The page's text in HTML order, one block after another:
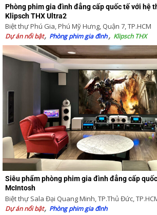
Phòng phim gia đình đẳng cấp quốc tế với hệ
Klipsch THX Ultra2
Biệt thự Phú Gia, Phú Mỹ Hưng, Quận 7, TP.HCM
Dự án nổi bật Phòng phim gia đình Klipsch THX
Siêu phẩm phòng phim gia đình đẳng cấp
McIntosh
Biệt thự Sala Đại Quang Minh, TP.Thủ Đức,
Dự án nổi bật Phòng phim gia đình